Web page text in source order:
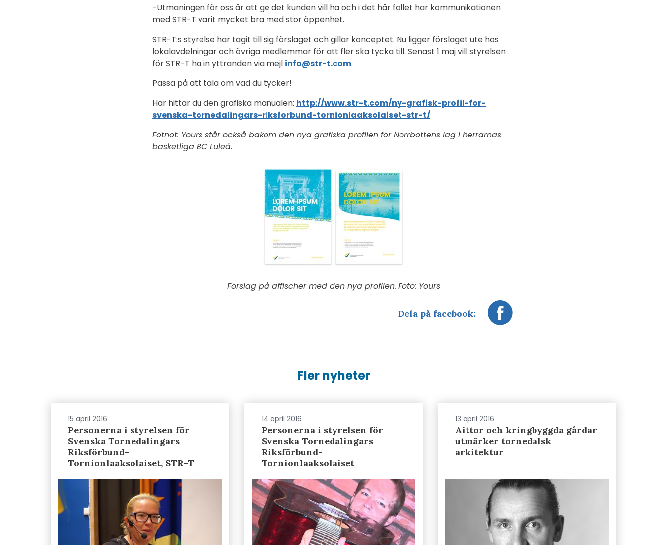
-Utmaningen för oss är att ge det kunden vill ha och i det här fallet har kommunikationen
med STR-T varit mycket bra med stor öppenhet.
STR-T:s styrelse har tagit till sig förslaget och gillar konceptet. Nu ligger förslaget ute hos
lokalavdelningar och övriga medlemmar för att fler ska tycka till. Senast 1 maj vill styrelsen
för STR-T ha in yttranden via mejl info@str-t.com.
Passa på att tala om vad du tycker!
Här hittar du den grafiska manualen: http://www.str-t.com/ny-grafisk-profil-for-
svenska-tornedalingars-riksforbund-tornionlaaksolaiset-str-t/
Fotnot: Yours står också bakom den nya grafiska profilen för Norrbottens lag i herrarnas
basketliga BC Luleå.
Förslag på affischer med den nya profilen. Foto: Yours
Dela på facebook:
Fler nyheter
15 april 2016
Personerna i styrelsen för
Svenska Tornedalingars
Riksförbund-
Tornionlaaksolaiset, STR-T
14 april 2016
Personerna i styrelsen för
Svenska Tornedalingars
Riksförbund-
Tornionlaaksolaiset
13 april 2016
Aittor och kringbyggda gårdar
utmärker tornedalsk
arkitektur